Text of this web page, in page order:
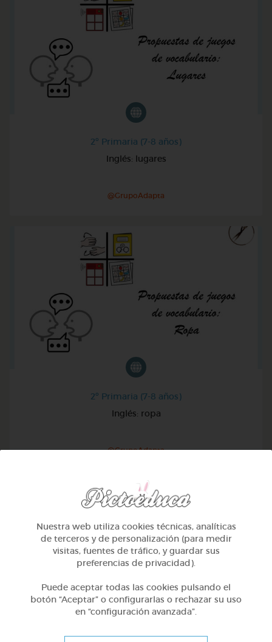
2º Primaria (7-8 años)
Inglés: lugares
@GrupoAdapta
2º Primaria (7-8 años)
Inglés: ropa
@GrupoAdapta
Nuestra web utiliza cookies técnicas, analíticas
de terceros y de personalización (para medir
visitas, fuentes de tráfico, y guardar sus
preferencias de privacidad).
Puede aceptar todas las cookies pulsando el
botón “Aceptar” o configurarlas o rechazar su uso
en “configuración avanzada”.